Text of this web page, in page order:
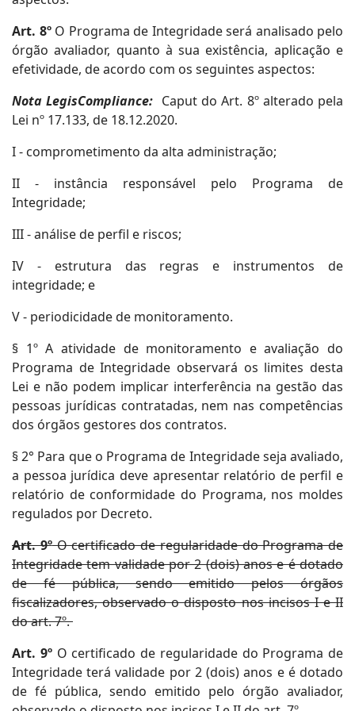
Art. 8ºO Programa de Integridade será analisado pelo
órgão avaliador, quanto à sua existência, aplicação e
efetividade, de acordo com os seguintes aspectos:
Nota LegisCompliance: Caput do Art. 8º alterado pela
Lei nº 17.133, de 18.12.2020.
I - comprometimento da alta administração;
II - instância responsável pelo Programa de
Integridade;
III - análise de perfil e riscos;
IV - estrutura das regras e instrumentos de
integridade; e
V - periodicidade de monitoramento.
§ 1º A atividade de monitoramento e avaliação do
Programa de Integridade observará os limites desta
Lei e não podem implicar interferência na gestão das
pessoas jurídicas contratadas, nem nas competências
dos órgãos gestores dos contratos.
§ 2° Para que o Programa de Integridade seja avaliado,
a pessoa jurídica deve apresentar relatório de perfil e
relatório de conformidade do Programa, nos moldes
regulados por Decreto.
Art. 9ºO certificado de regularidade do Programa de
Integridade tem validade por 2 (dois) anos e é dotado
de fé pública, sendo emitido pelos órgãos
fiscalizadores, observado o disposto nos incisos I e II
do art. 7º.
Art. 9ºO certificado de regularidade do Programa de
Integridade terá validade por 2 (dois) anos e é dotado
de fé pública, sendo emitido pelo órgão avaliador,